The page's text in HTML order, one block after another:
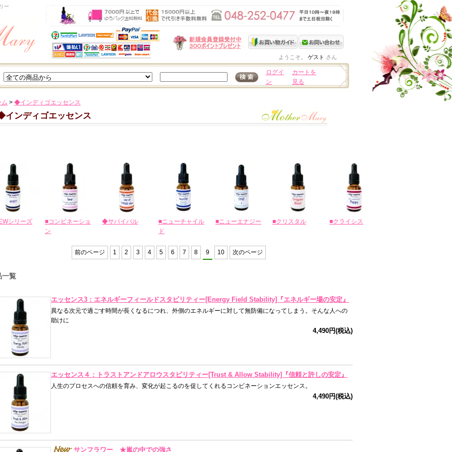
ー
ようこそ。 ゲスト さん
ログイ
ン
カートを
見る
ム > ◆インディゴエッセンス
インディゴエッセンス
シリーズ
■コンビネーショ
ン
◆サバイバル
■ニューチャイル
ド
■ニューエナジー ■クリスタル ■クライシス
前のページ 1 2 3 4 5 6 7 8 9 10 次のページ
一覧
エッセンス3：エネルギーフィールドスタビリティー[Energy Field Stability]『エネルギー場の安定』
異なる次元で過ごす時間が長くなるにつれ、外側のエネルギーに対して無防備になってしまう。そんな人への
助けに
4,490円(税込)
エッセンス４：トラストアンドアロウスタビリティー[Trust & Allow Stability]『信頼と許しの安定』
人生のプロセスへの信頼を育み、変化が起こるのを促してくれるコンビネーションエッセンス。
4,490円(税込)
サンフラワー ★嵐の中での強さ